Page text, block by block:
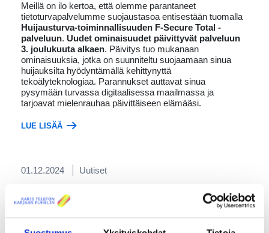
Meillä on ilo kertoa, että olemme parantaneet
tietoturvapalvelumme suojaustasoa entisestään tuomalla
Huijausturva-toiminnallisuuden F-Secure Total -
palveluun. Uudet ominaisuudet päivittyvät palveluun
3. joulukuuta alkaen. Päivitys tuo mukanaan
ominaisuuksia, jotka on suunniteltu suojaamaan sinua
huijauksilta hyödyntämällä kehittynyttä
tekoälyteknologiaa. Parannukset auttavat sinua
pysymään turvassa digitaalisessa maailmassa ja
tarjoavat mielenrauhaa päivittäiseen elämääsi.
LUE LISÄÄ
01.12.2024 Uutiset
Joulukuun bonuskanava